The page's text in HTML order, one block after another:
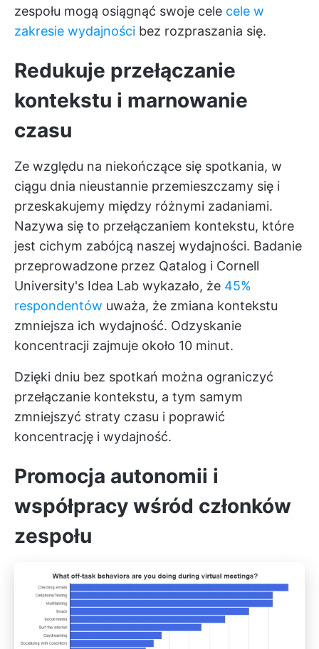
zespołu mogą osiągnąć swoje cele cele w
zakresie wydajności bez rozpraszania się.
Redukuje przełączanie
kontekstu i marnowanie
czasu
Ze względu na niekończące się spotkania, w
ciągu dnia nieustannie przemieszczamy się i
przeskakujemy między różnymi zadaniami.
Nazywa się to przełączaniem kontekstu, które
jest cichym zabójcą naszej wydajności. Badanie
przeprowadzone przez Qatalog i Cornell
University's Idea Lab wykazało, że 45%
respondentów uważa, że zmiana kontekstu
zmniejsza ich wydajność. Odzyskanie
koncentracji zajmuje około 10 minut.
Dzięki dniu bez spotkań można ograniczyć
przełączanie kontekstu, a tym samym
zmniejszyć straty czasu i poprawić
koncentrację i wydajność.
Promocja autonomii i
współpracy wśród członków
zespołu